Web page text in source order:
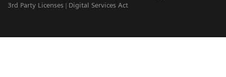
3rd Party Licenses
Digital Services Act